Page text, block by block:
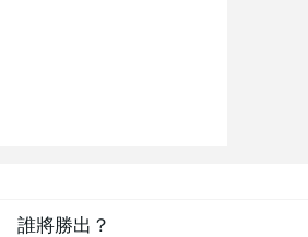
誰將勝出？